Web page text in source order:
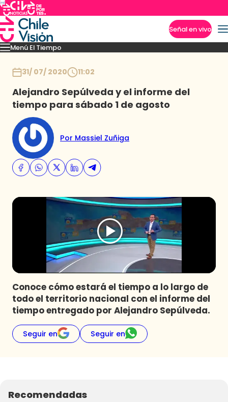
Señal en vivo
Menú El Tiempo
Pronóstico Novedades
31/ 07/ 2020 11:02
Alejandro Sepúlveda y el informe del
tiempo para sábado 1 de agosto
Por Massiel Zuñiga
Conoce cómo estará el tiempo a lo largo de
todo el territorio nacional con el informe del
tiempo entregado por Alejandro Sepúlveda.
Seguir en Seguir en
Recomendadas
Imperdibles
Programas
Club De La Comedia
Contigo en Directo
Plan Perfecto
El Tiempo
Sabingo
Todos Los Programas